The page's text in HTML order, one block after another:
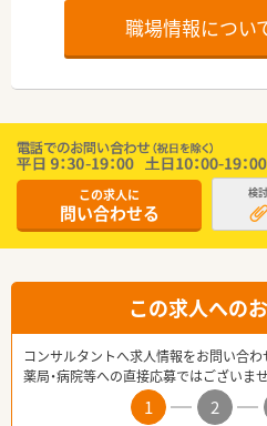
職場情報につい
この求人に
問い合わせる
検
この求人への
コンサルタントへ求人情報をお問い合わ
薬局・病院等への直接応募ではございま
1 2